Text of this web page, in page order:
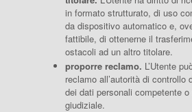
in formato strutturato, di uso
da dispositivo automatico e,
fattibile, di ottenerne il
ostacoli ad un altro titolare.
proporre reclamo. L’Utente
reclamo all’autorità di controllo
dei dati personali competente
giudiziale.